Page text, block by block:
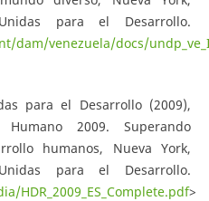
para el Desarrollo.
dam/venezuela/docs/
para el Desarrollo (2009),
2009. Superando
humanos, Nueva York,
para el Desarrollo.
>